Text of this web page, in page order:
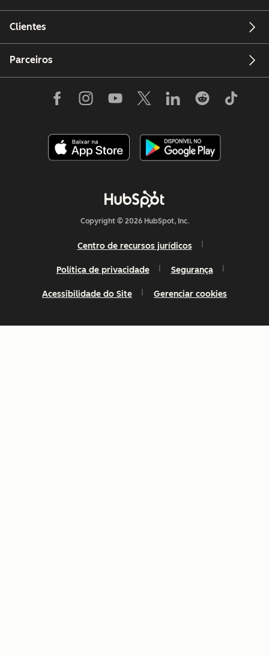
Clientes
Parceiros
Copyright © 2026 HubSpot, Inc.
Centro de recursos jurídicos
Política de privacidade Segurança
Acessibilidade do Site Gerenciar cookies